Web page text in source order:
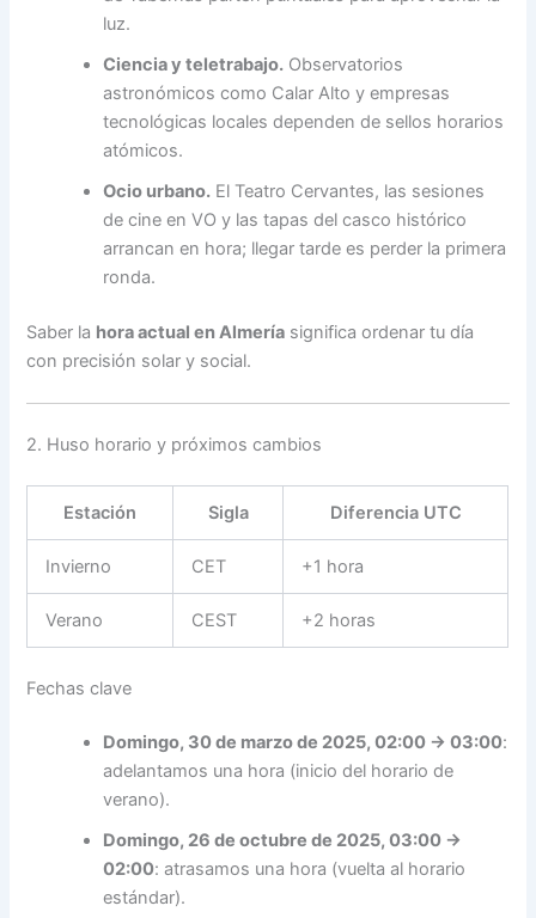
luz.
Ciencia y teletrabajo. Observatorios
astronómicos como Calar Alto y empresas
tecnológicas locales dependen de sellos horarios
atómicos.
Ocio urbano. El Teatro Cervantes, las sesiones
de cine en VO y las tapas del casco histórico
arrancan en hora; llegar tarde es perder la primera
ronda.
Saber la hora actual en Almería significa ordenar tu día
con precisión solar y social.
2. Huso horario y próximos cambios
Estación Sigla Diferencia UTC
Invierno CET +1 hora
Verano CEST +2 horas
Fechas clave
Domingo, 30 de marzo de 2025, 02:00 → 03:00:
adelantamos una hora (inicio del horario de
verano).
Domingo, 26 de octubre de 2025, 03:00 →
02:00: atrasamos una hora (vuelta al horario
estándar).